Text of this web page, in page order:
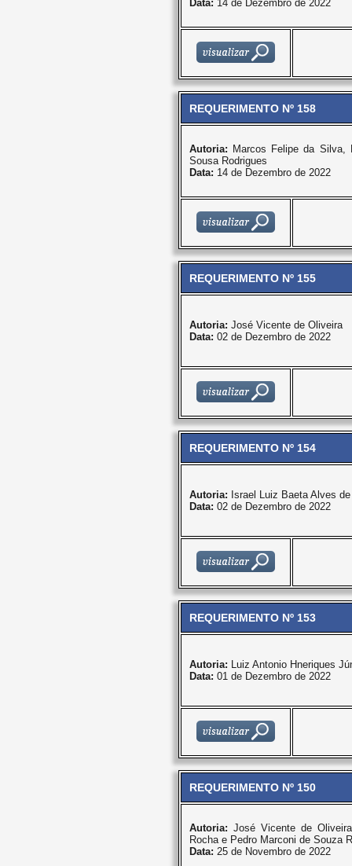
Data: 14 de Dezembro de 2022
REQUERIMENTO Nº 158
Autoria: Marcos Felipe da Silva,
Sousa Rodrigues
Data: 14 de Dezembro de 2022
REQUERIMENTO Nº 155
Autoria: José Vicente de Oliveira
Data: 02 de Dezembro de 2022
REQUERIMENTO Nº 154
Autoria: Israel Luiz Baeta Alves
Data: 02 de Dezembro de 2022
REQUERIMENTO Nº 153
Autoria: Luiz Antonio Hneriques
Data: 01 de Dezembro de 2022
REQUERIMENTO Nº 150
Autoria: José Vicente de
Rocha e Pedro Marconi de Souza
Data: 25 de Novembro de 2022